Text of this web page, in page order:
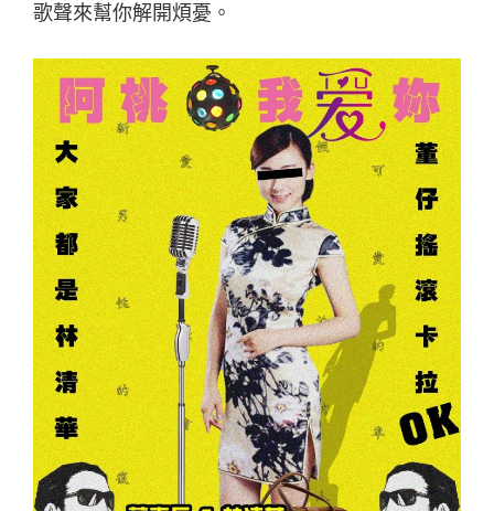
歌聲來幫你解開煩憂。